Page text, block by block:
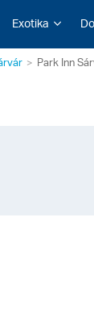
Exotika
Park Inn